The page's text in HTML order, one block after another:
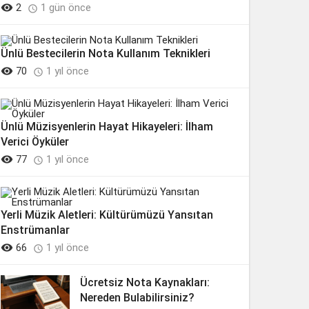
 2  1 gün önce
Ünlü Bestecilerin Nota Kullanım Teknikleri
 70  1 yıl önce
Ünlü Müzisyenlerin Hayat Hikayeleri: İlham
Verici Öyküler
 77  1 yıl önce
Yerli Müzik Aletleri: Kültürümüzü Yansıtan
Enstrümanlar
 66  1 yıl önce
Ücretsiz Nota Kaynakları:
Nereden Bulabilirsiniz?